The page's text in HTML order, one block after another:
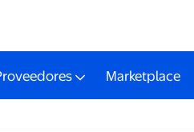
Marketplace